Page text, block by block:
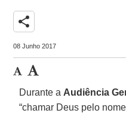
share
08 Junho 2017
Durante a Audiência
“chamar Deus pelo